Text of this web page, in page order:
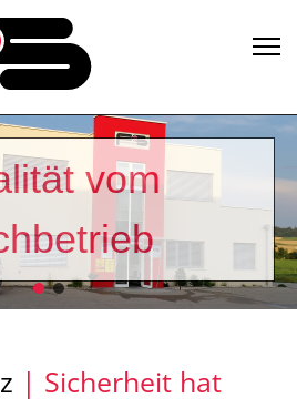
vom
| Sicherheit hat